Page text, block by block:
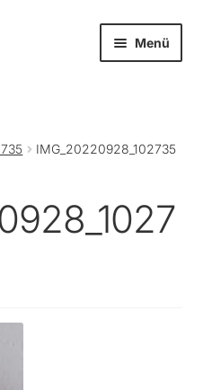
Menü
öffnen
IMG_20220928_102735